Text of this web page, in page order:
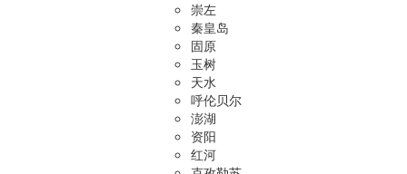
崇左
秦皇岛
固原
玉树
天水
呼伦贝尔
澎湖
资阳
红河